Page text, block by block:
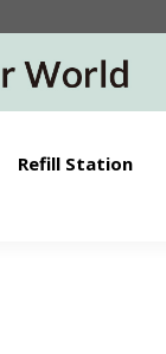
Refill Station